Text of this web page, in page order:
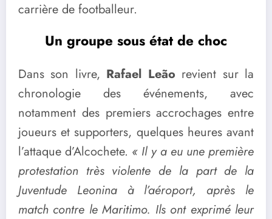
carrière de footballeur.
Un groupe sous état de choc
Dans son livre, Rafael Leão revient sur la
chronologie des événements, avec
notamment des premiers accrochages entre
joueurs et supporters, quelques heures avant
l’attaque d’Alcochete. « Il y a eu une première
protestation très violente de la part de la
Juventude Leonina à l’aéroport, après le
match contre le Maritimo. Ils ont exprimé leur